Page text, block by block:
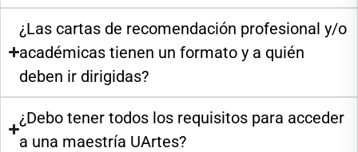
¿Las cartas de recomendación profesional y/o
académicas tienen un formato y a quién
deben ir dirigidas?
¿Debo tener todos los requisitos para acceder
a una maestría UArtes?